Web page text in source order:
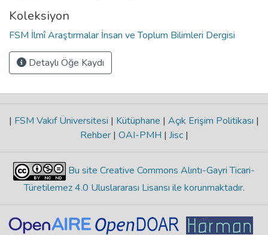
Koleksiyon
FSM İlmî Araştırmalar İnsan ve Toplum Bilimleri Dergisi
Detaylı Öğe Kaydı
| FSM Vakıf Üniversitesi | Kütüphane | Açık Erişim Politikası |
Rehber | OAI-PMH | Jisc |
Bu site Creative Commons Alıntı-Gayri Ticari-
Türetilemez 4.0 Uluslararası Lisansı ile korunmaktadır.